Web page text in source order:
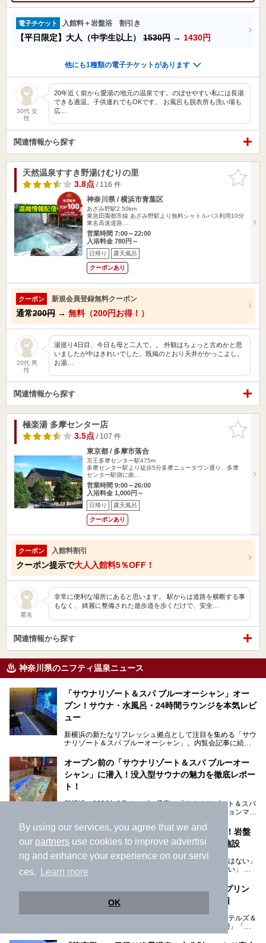
By using our services, you agree that we and
our partners use cookies to improve advertisi
ng and enhance your experience on our servi
ces.
Learn more
OK
電子チケット 入館料＋岩盤浴 割引き
【平日限定】大人（中学生以上） 1530円 → 1430円
他にも1種類の電子チケットがあります
30代 女
性
20年近く前から愛湯の地元の温泉です。のぼせやすい私には長湯
できる適温。子供連れでもOKです。 お風呂も脱衣所も洗い場も
広…
関連情報から探す
お気に入
りに追加
天然温泉すすき野湯けむりの里
3.8点/ 116 件
神奈川県 / 横浜市青葉区
あざみ野駅2.50km
東急田園都市線 あざみ野駅より無料シャトルバス利用10分
東名高速道路…
営業時間 7:00～22:00
入浴料金 780円～
日帰り 露天風呂
クーポンあり
クーポン 新規会員登録無料クーポン
通常200円 → 無料（200円お得！）
20代 男
性
湯巡り4日目、今日も母と二人で。。 外観はちょっと古めかと思
いましたが中はきれいでした。既掲のとおり天井がかっこよし。
お湯…
関連情報から探す
お気に入
りに追加
極楽湯 多摩センター店
3.5点/ 107 件
東京都 / 多摩市落合
京王多摩センター駅475m
多摩センター駅より徒歩5分多摩ニュータウン通り、多摩
センター駅側に曲…
営業時間 9:00～26:00
入浴料金 1,000円～
日帰り 露天風呂
クーポンあり
クーポン 入館料割引
クーポン提示で大人入館料5％OFF！
匿名
非常に便利な場所にあると思います。 駅からは道路を横断する事
もなく、 綺麗に整備された遊歩道を歩くだけで、安全…
関連情報から探す
神奈川県のニフティ温泉ニュース
「サウナリゾート＆スパ ブルーオーシャン」オー
プン！サウナ・水風呂・24時間ラウンジを本気レビ
ュー
新横浜の新たなリフレッシュ拠点として注目を集める「サウ
ナリゾート＆スパ ブルーオーシャン」。内覧会記事に続
す。サウナや水風呂の気持ちよさはもちろん、リラックスス
ペースの過ごしやすさまで徹底チェック。新横浜エリアで日
常の疲れをリセットしたい人、ライブやスポーツ観戦遠征組
は必見です。
オープン前の「サウナリゾート＆スパ ブルーオー
シャン」に潜入！没入型サウナの魅力を徹底レポー
ト！
新横浜に2026年6月オープン予定の「サウナリゾート＆スパ
ブルーオーシャン」。館内には最新のプロジェクションマッ
的な“没入感（イマーシブ）”を体験できます。
今回は、そんな大注目の施設に一足先にお邪魔し、その全貌
を見学させていただきました！
サウナ室の中に咲き誇る桜、魚たちが泳ぐ水風呂、そしてバ
リのビーチを思わせる休憩スペース…。驚きの連続だった館
内の様子をレポートします！
【2026年最新】神奈川のスーパー銭湯26選！岩盤
浴・24時間営業・駅近など目的別おすすめ施設
「仕事の疲れをリセットしたいけれど遠出する元気はない」
「休日は漫画を読みながら一日中ダラダラ過ごしたい」
「子ども連れでも気兼ねなく、家事を忘れてリフレッシュし
そんな「癒やされたい」という願いを叶えてくれるのが、神
神奈川県には、サウナや岩盤浴、一日中遊べるエンタメ施設
など、“非日常”を味わえるスーパー銭湯が数多く揃っていま
す。しかし、選択肢が多いからこそ「どの施設か迷ってしま
箱根 プリンスホテルの旗艦ホテル、「ザ・プリン
ス箱根芦ノ湖」で味わう建築美と優雅な休日
神奈川県の箱根にプリンスホテル（西武プリンスホテルズ＆
リゾーツ）のホテルは、「ザ・プリンス 箱根芦ノ湖」「芦
ノ湖畔 蛸川温泉 龍宮殿」「箱根湯の花プリンスホテル」